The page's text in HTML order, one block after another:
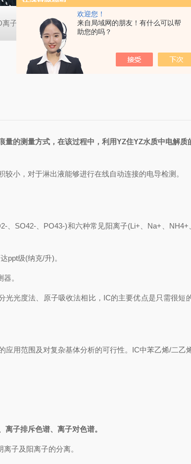
欢迎您！
来自局域网的朋友！有什么可以帮
助您的吗？
子色谱仪 EP-6000离子色谱仪 EP-600DDC便携离
的测量方式，在该过程中，利用YZ住YZ水质中电解质
小，对于淋出液能够进行在线自动连接的电导检测。
SO42-、PO43-)和六种常见阳离子(Li+、Na+、NH4+
级(纳克/升)。
。
光度法、原子吸收法相比，IC的主要优点是只需很短
用范围及对复杂基体分析的可行性。IC中苯乙烯/二乙
子排斥色谱、离子对色谱。
子及阳离子的分离。